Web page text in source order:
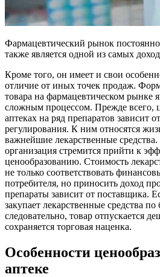
Фармацевтический рынок постоянно
также является одной из самых
Кроме того, он имеет и свои
отличие от иных точек продаж.
товара на фармацевтическом рынке
сложным процессом. Прежде всего,
аптеках на ряд препаратов зависит
регулирования. К ним относятся
важнейшие лекарственные
организация стремится прийти к
ценообразованию. Стоимость
не только соответствовать
потребителя, но приносить доход
препараты зависит от поставщика.
закупает лекарственные средства
следовательно, товар отпускается
сохраняется торговая наценка.
Особенности
аптеке